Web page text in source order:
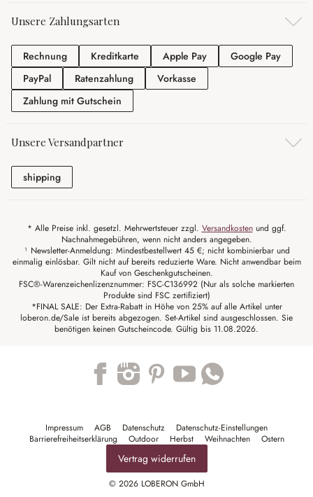
Unsere Zahlungsarten
RechnungRechnungKreditkarte Kreditkarte
Apple PayApple PayGoogle Pay
PayPalPayPalRatenzahlungRatenzahlung
Vorkasse
Zahlung mit Gutschein
Unsere Versandpartner
shippingshipping
* Alle Preise inkl. gesetzl. Mehrwertsteuer zzgl. Versandkostenund ggf.
Nachnahmegebühren, wenn nicht anders angegeben.
¹ Newsletter-Anmeldung: Mindestbestellwert 45 €; nicht kombinierbar und
einmalig einlösbar. Gilt nicht auf bereits reduzierte Ware. Nicht anwendbar beim
Kauf von Geschenkgutscheinen.
FSC®-Warenzeichenlizenznummer: FSC-C136992 (Nur als solche markierten
Produkte sind FSC zertifiziert)
*FINAL SALE: Der Extra-Rabatt in Höhe von 25% auf alle Artikel unter
loberon.de/Sale ist bereits abgezogen. Set-Artikel sind ausgeschlossen. Sie
benötigen keinen Gutscheincode. Gültig bis 11.08.2026.
Impressum AGB Datenschutz
Datenschutz-Einstellungen
Barrierefreiheitserklärung
Outdoor Herbst Weihnachten Ostern
Vertrag widerrufen
© 2026 LOBERON GmbH